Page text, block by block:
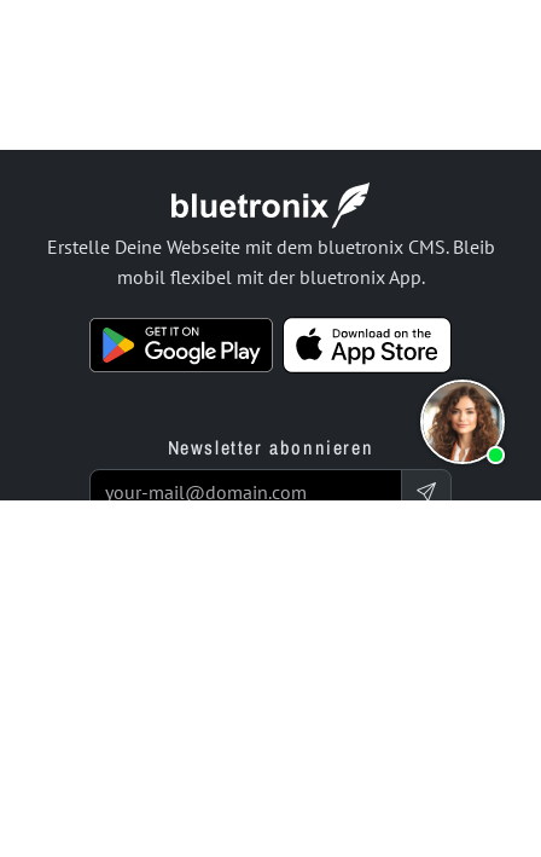
Erstelle Deine Webseite mit dem bluetronix CMS. Bleib
mobil flexibel mit der bluetronix App.
Newsletter abonnieren